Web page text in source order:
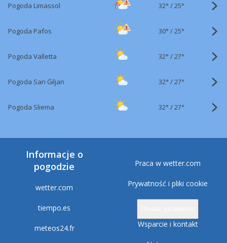
Pogoda Limassol 32° /25°
Pogoda Pafos 30° /25°
Pogoda Valletta 32° /27°
Pogoda San Ġiljan 32° /27°
Pogoda Sliema 32° /27°
Informacje o
pogodzie
wetter.com
tiempo.es
meteos24.fr
Praca w wetter.com
Prywatność i pliki cookie
Wsparcie i kontakt